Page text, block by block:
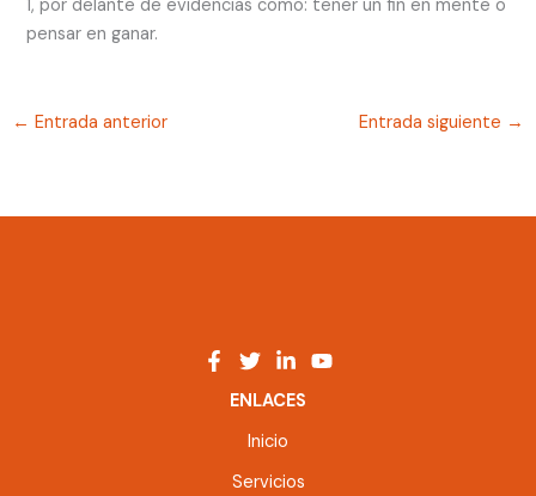
1, por delante de evidencias como: tener un fin en mente o
pensar en ganar.
← Entrada anterior Entrada siguiente →
ENLACES
Inicio
Servicios